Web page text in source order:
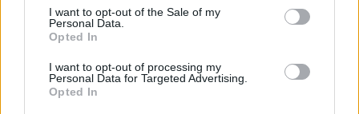
consent section.
I want to opt-out of the Sale of my
Personal Data.
Opted In
I want to opt-out of processing my
Personal Data for Targeted Advertising.
Opted In